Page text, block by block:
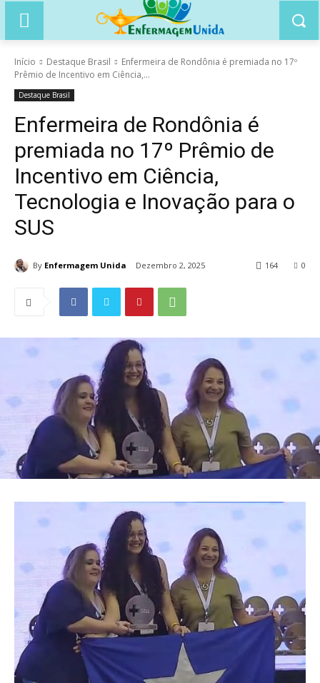
Início Destaque Brasil
Enfermeira de Rondônia é premiada no 17º
Prêmio de Incentivo em Ciência,...
Destaque Brasil
Enfermeira de Rondônia é
premiada no 17º Prêmio de
Incentivo em Ciência,
Tecnologia e Inovação para o
SUS
By Enfermagem Unida Dezembro 2, 2025 0
164